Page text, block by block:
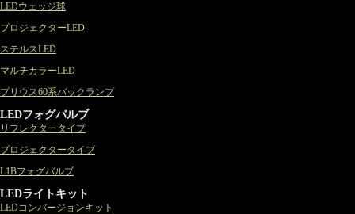
LEDウェッジ球
プロジェクターLED
ステルスLED
マルチカラーLED
プリウス60系バックランプ
LEDフォグバルブ
リフレクタータイプ
プロジェクタータイプ
L1Bフォグバルブ
LEDライトキット
LEDコンバージョンキット